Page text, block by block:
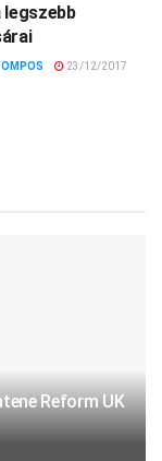
legszebb
23/12/2017
Reform UK